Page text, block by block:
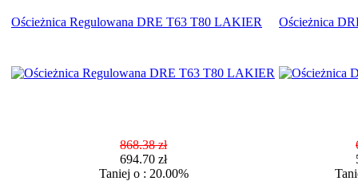
Ościeżnica Regulowana DRE T63 T80 LAKIER
868.38 zł
694.70 zł
Taniej o : 20.00%
Ościeżnica